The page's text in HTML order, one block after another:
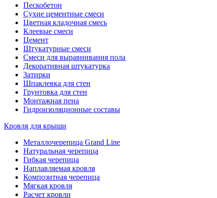
Пескобетон
Сухие цементные смеси
Цветная кладочная смесь
Клеевые смеси
Цемент
Штукатурные смеси
Смеси для выравнивания пола
Декоративная штукатурка
Затирки
Шпаклевка для стен
Грунтовка для стен
Монтажная пена
Гидроизоляционные составы
Кровля для крыши
Металлочерепица Grand Line
Натуральная черепица
Гибкая черепица
Наплавляемая кровля
Композитная черепица
Мягкая кровля
Расчет кровли